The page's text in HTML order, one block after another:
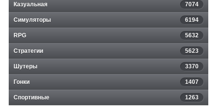
Combat Mission Black Sea
Казуальная 7074
Симуляторы 6194
RPG 5632
Стратегии 5623
Шутеры 3370
Гонки 1407
Спортивные 1263